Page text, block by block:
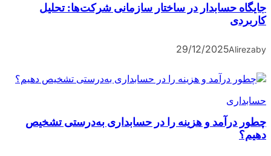
جایگاه حسابدار در ساختار سازمانی شرکت‌ها: تحلیل
کاربردی
by
Alireza
29/12/2025
حسابداری
چطور درآمد و هزینه را در حسابداری به‌درستی تشخیص
دهیم؟